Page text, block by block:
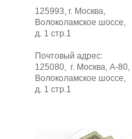
125993, г. Москва,
Волоколамское шоссе,
д. 1 стр.1
Почтовый адрес:
125080, г. Москва, А-80,
Волоколамское шоссе,
д. 1 стр.1